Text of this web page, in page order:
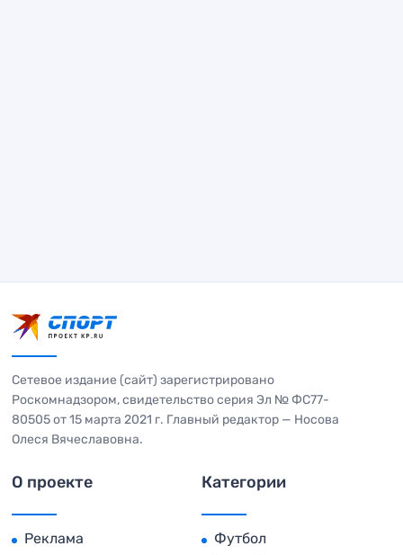
Сетевое издание (сайт) зарегистрировано
Роскомнадзором, свидетельство серия Эл № ФС77-
80505 от 15 марта 2021 г. Главный редактор — Носова
Олеся Вячеславовна.
О проекте
Реклама
Категории
Футбол